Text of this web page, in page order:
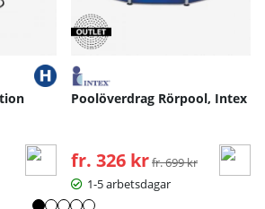
Poolöverdrag Rörpool, Intex
fr. 326 kr Ordinarie pris:
fr. 699 kr
1-5 arbetsdagar